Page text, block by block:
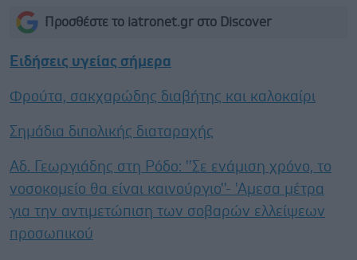
Προσθέστε το iatronet.gr στο Discover
Ειδήσεις υγείας σήμερα
Φρούτα, σακχαρώδης διαβήτης και καλοκαίρι
Σημάδια διπολικής διαταραχής
Αδ. Γεωργιάδης στη Ρόδο: ''Σε ενάμιση χρόνο, το
νοσοκομείο θα είναι καινούργιο''- 'Αμεσα μέτρα
για την αντιμετώπιση των σοβαρών ελλείψεων
προσωπικού